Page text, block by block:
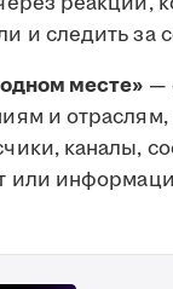
и следить за
месте» —
и
каналы,
или